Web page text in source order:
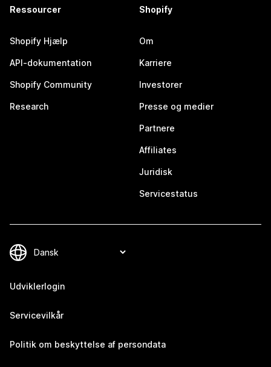
Ressourcer
Shopify Hjælp
API-dokumentation
Shopify Community
Research
Shopify
Om
Karriere
Investorer
Presse og medier
Partnere
Affiliates
Juridisk
Servicestatus
Udviklerlogin
Servicevilkår
Politik om beskyttelse af persondata